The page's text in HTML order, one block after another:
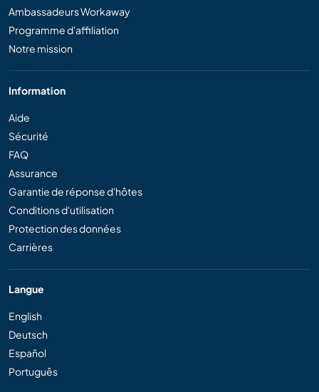
Ambassadeurs Workaway
Programme d'affiliation
Notre mission
Information
Aide
Sécurité
FAQ
Assurance
Garantie de réponse d'hôtes
Conditions d'utilisation
Protection des données
Carrières
Langue
English
Deutsch
Español
Português